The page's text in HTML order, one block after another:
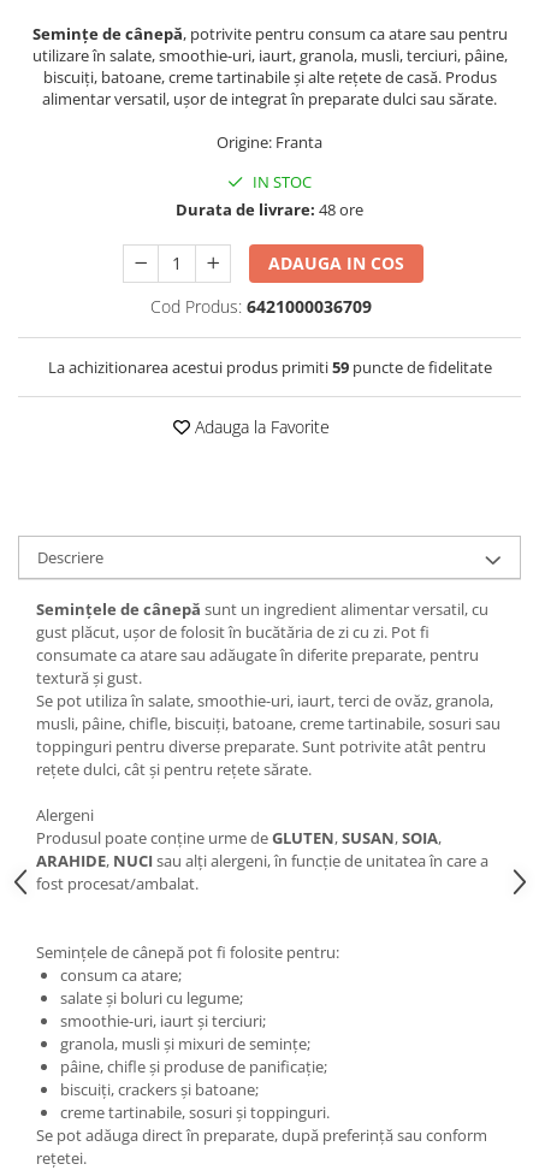
REMEDII NATURISTE
TOATE PRODUSELE
Semințe de cânepă, potrivite pentru consum ca atare sau pentru
utilizare în salate, smoothie-uri, iaurt, granola, musli, terciuri, pâine,
biscuiți, batoane, creme tartinabile și alte rețete de casă. Produs
alimentar versatil, ușor de integrat în preparate dulci sau sărate.
Origine: Franta
IN STOC
Durata de livrare: 48 ore
ADAUGA IN COS
Cod Produs: 6421000036709
La achizitionarea acestui produs primiti59puncte de fidelitate
Adauga la Favorite
Descriere
Semințele de cânepă sunt un ingredient alimentar versatil, cu
gust plăcut, ușor de folosit în bucătăria de zi cu zi. Pot fi
consumate ca atare sau adăugate în diferite preparate, pentru
textură și gust.
Se pot utiliza în salate, smoothie-uri, iaurt, terci de ovăz, granola,
musli, pâine, chifle, biscuiți, batoane, creme tartinabile, sosuri sau
toppinguri pentru diverse preparate. Sunt potrivite atât pentru
rețete dulci, cât și pentru rețete sărate.
Alergeni
Produsul poate conține urme deGLUTEN,SUSAN,SOIA,
ARAHIDE, NUCI sau alți alergeni, în funcție de unitatea în care a
fost procesat/ambalat.
Semințele de cânepă pot fi folosite pentru:
consum ca atare;
salate și boluri cu legume;
smoothie-uri, iaurt și terciuri;
granola, musli și mixuri de semințe;
pâine, chifle și produse de panificație;
biscuiți, crackers și batoane;
creme tartinabile, sosuri și toppinguri.
Se pot adăuga direct în preparate, după preferință sau conform
rețetei.